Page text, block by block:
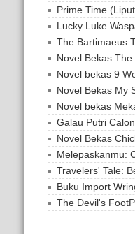
Prime Time
Lucky Luke
The Bartimaeus
Novel Bekas
Novel bekas 9
Novel Bekas My
Novel bekas
Galau Putri
Novel Bekas
Melepaskanmu:
Travelers' Tale:
Buku Import
The Devil's